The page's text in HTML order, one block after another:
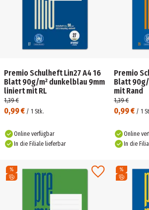
Premio Schulheft Lin27 A4 16
Blatt 90g/m² dunkelblau 9mm
liniert mit RL
0,99 € / 1 Stk.
1,39 €
Online verfügbar
In die Filiale lieferbar
Premio
Blatt
mit Rand
0,99 € / 1
1,39 €
Online
In die